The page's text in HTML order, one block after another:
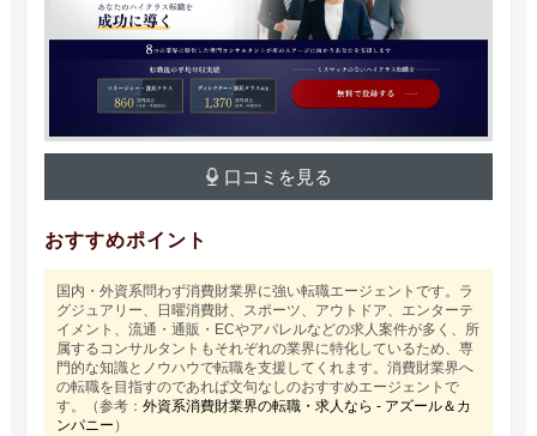
口コミを見る
おすすめポイント
国内・外資系問わず消費財業界に強い転職エージェントです。ラ
グジュアリー、日曜消費財、スポーツ、アウトドア、エンターテ
イメント、流通・通販・ECやアパレルなどの求人案件が多く、所
属するコンサルタントもそれぞれの業界に特化しているため、専
門的な知識とノウハウで転職を支援してくれます。消費財業界へ
の転職を目指すのであれば文句なしのおすすめエージェントで
す。（参考：外資系消費財業界の転職・求人なら - アズール＆カ
ンパニー ）